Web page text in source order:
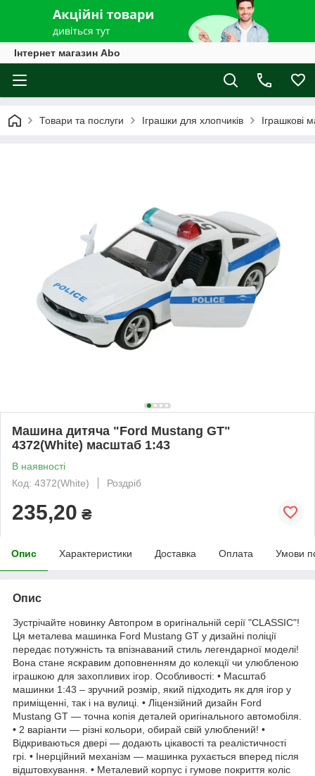
Інтернет магазин Abo
Товари та послуги Іграшки для хлопчиків Іграшкові
Машина дитяча "Ford Mustang GT"
4372(White) масштаб 1:43
В наявності
Код: 4372(White)
Роздріб
235,20 ₴
Опис Характеристики Доставка Оплата Умови
Опис
Зустрічайте новинку Автопром в оригінальній серії "CLASSIC"!
Ця металева машинка Ford Mustang GT у дизайні поліції
передає потужність та впізнаваний стиль легендарної моделі!
Вона стане яскравим доповненням до колекції чи улюбленою
іграшкою для захопливих ігор. Особливості: • Масштаб
машинки 1:43 – зручний розмір, який підходить як для ігор у
приміщенні, так і на вулиці. • Ліцензійний дизайн Ford
Mustang GT — точна копія деталей оригінального автомобіля.
• 2 варіанти — різні кольори, обирай свій улюблений! •
Відкриваються двері — додають цікавості та реалістичності
грі. • Інерційний механізм — машинка рухається вперед після
відштовхування. • Металевий корпус і гумове покриття коліс